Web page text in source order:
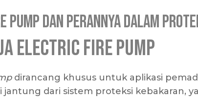
dan Perannya dalam
Electric Fire Pump
dirancang khusus untuk aplikasi
jantung dari sistem proteksi kebakaran,